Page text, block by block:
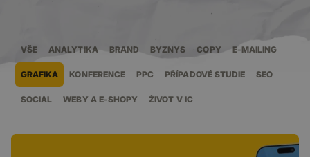
VŠE ANALYTIKA BRAND BYZNYS COPY E-MAILING
GRAFIKA KONFERENCE PPC PŘÍPADOVÉ STUDIE SEO
SOCIAL WEBY A E-SHOPY ŽIVOT V IC